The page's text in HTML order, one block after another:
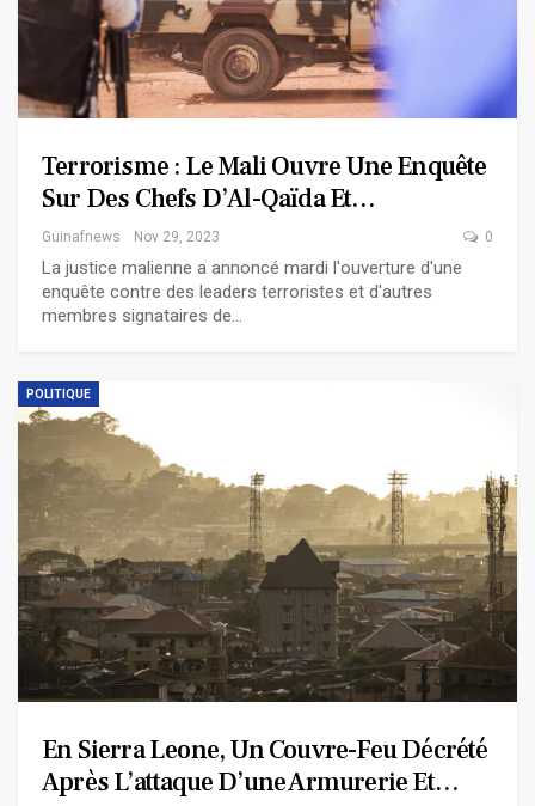
Terrorisme : Le Mali Ouvre Une Enquête
Sur Des Chefs D’Al-Qaïda Et…
Guinafnews Nov 29, 2023 0
La justice malienne a annoncé mardi l'ouverture d'une
enquête contre des leaders terroristes et d'autres
membres signataires de…
POLITIQUE
En Sierra Leone, Un Couvre-Feu Décrété
Après L’attaque D’une Armurerie Et…